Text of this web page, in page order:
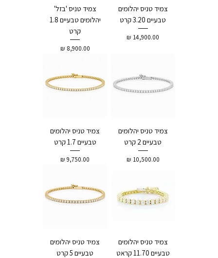
צמיד טניס יהלומים
טבעיים 3.20 קרט
מחיר
צמיד טניס 'בזל'
יהלומים טבעיים 1.8
קרט
מחיר
צמיד טניס יהלומים
טבעיים 2 קרט
מחיר
צמיד טניס יהלומים
טבעיים 1.7 קרט
מחיר
צמיד טניס יהלומים
טבעיים 11.70 קראט
צמיד טניס יהלומים
טבעיים 5 קרט